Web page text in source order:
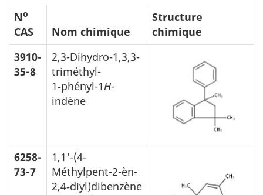
No
CAS Nom chimique
Structure
chimique
3910-
35-8
2,3-Dihydro-1,3,3-
triméthyl-
1‑phényl-1H-
indène
6258-
73-7
1,1'-(4-
Méthylpent-2-èn-
2,4‑diyl)dibenzène